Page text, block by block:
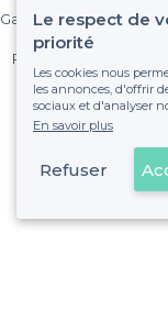
Gagnez de nombreux
Pas de commissions
fixe sans
Le respect de
priorité
Les cookies nous
les annonces, d'offrir
sociaux et d'analyser
En savoir plus
Refuser